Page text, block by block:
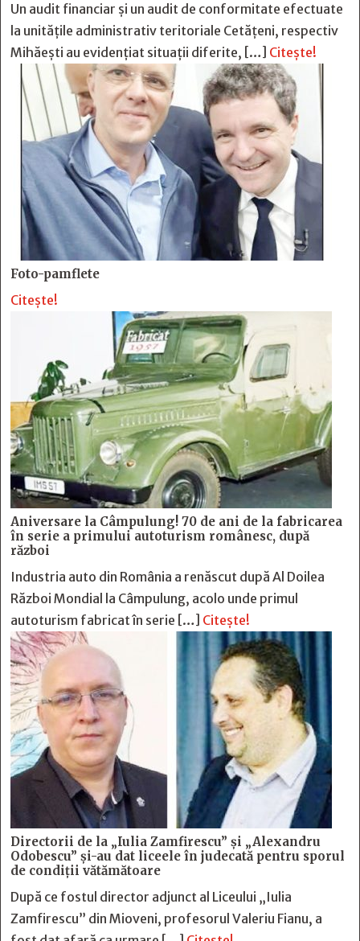
Un audit financiar și un audit de conformitate efectuate
la unitățile administrativ teritoriale Cetățeni, respectiv
Mihăești au evidențiat situații diferite, […] Citește!
Foto-pamflete
Citește!
Aniversare la Câmpulung! 70 de ani de la fabricarea
în serie a primului autoturism românesc, după
război
Industria auto din România a renăscut după Al Doilea
Război Mondial la Câmpulung, acolo unde primul
autoturism fabricat în serie […] Citește!
Directorii de la „Iulia Zamfirescu” și „Alexandru
Odobescu” și-au dat liceele în judecată pentru sporul
de condiții vătămătoare
După ce fostul director adjunct al Liceului „Iulia
Zamfirescu” din Mioveni, profesorul Valeriu Fianu, a